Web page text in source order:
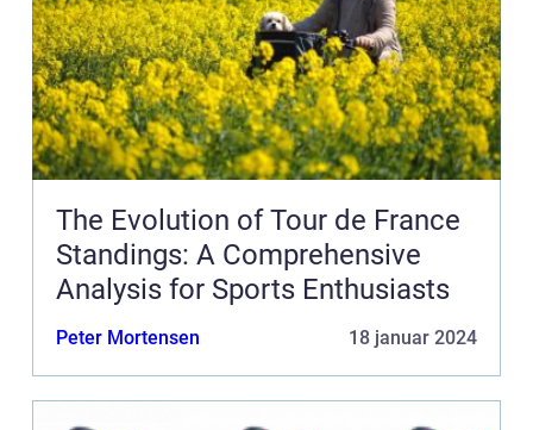
The Evolution of Tour de France
Standings: A Comprehensive
Analysis for Sports Enthusiasts
Peter Mortensen 18 januar 2024